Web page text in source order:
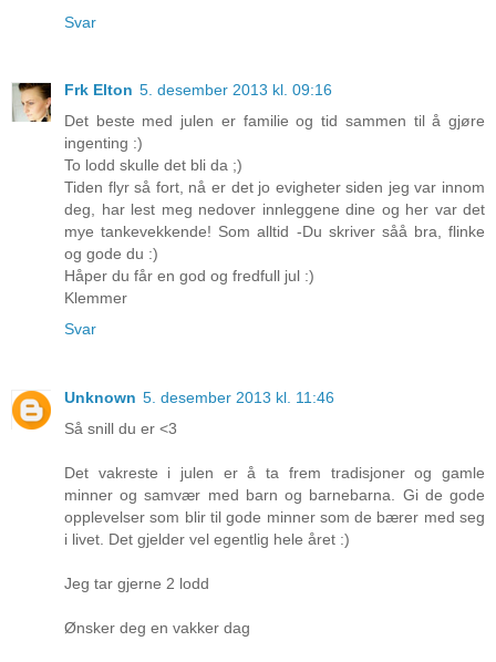
Svar
Frk Elton 5. desember 2013 kl. 09:16
Det beste med julen er familie og tid sammen til å gjøre
ingenting :)
To lodd skulle det bli da ;)
Tiden flyr så fort, nå er det jo evigheter siden jeg var innom
deg, har lest meg nedover innleggene dine og her var det
mye tankevekkende! Som alltid -Du skriver såå bra, flinke
og gode du :)
Håper du får en god og fredfull jul :)
Klemmer
Svar
Unknown 5. desember 2013 kl. 11:46
Så snill du er <3
Det vakreste i julen er å ta frem tradisjoner og gamle
minner og samvær med barn og barnebarna. Gi de gode
opplevelser som blir til gode minner som de bærer med seg
i livet. Det gjelder vel egentlig hele året :)
Jeg tar gjerne 2 lodd
Ønsker deg en vakker dag